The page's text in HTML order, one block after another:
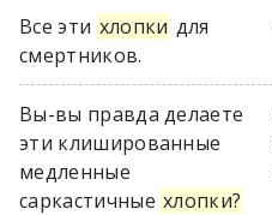
Все эти хлопки для
смертников.
Вы-вы правда делаете
эти клишированные
медленные
саркастичные хлопки?